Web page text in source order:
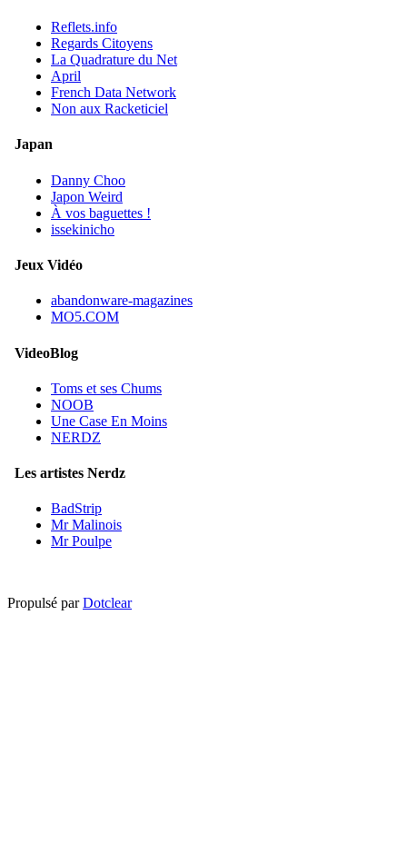
Reflets.info
Regards Citoyens
La Quadrature du Net
April
French Data Network
Non aux Racketiciel
Japan
Danny Choo
Japon Weird
À vos baguettes !
issekinicho
Jeux Vidéo
abandonware-magazines
MO5.COM
VideoBlog
Toms et ses Chums
NOOB
Une Case En Moins
NERDZ
Les artistes Nerdz
BadStrip
Mr Malinois
Mr Poulpe
Propulsé parDotclear